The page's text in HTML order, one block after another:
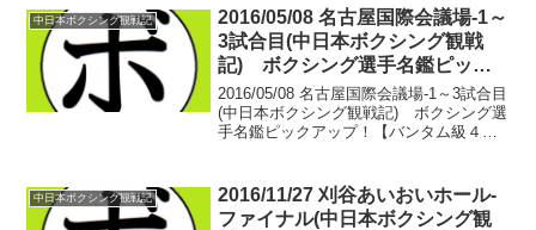
時間を無駄にしたくない。 音楽を辞め
る...
中日本ボクシング観戦記
2016/05/08 名古屋国際会議場-1～
3試合目(中日本ボクシング観戦
記) ボクシング選手名鑑ピック
アップ！
2016/05/08 名古屋国際会議場-1～3試合目
(中日本ボクシング観戦記) ボクシング選
手名鑑ピックアップ！【バンタム級４回
樹 3戦2勝(2KO)1敗...
中日本ボクシング観戦記
2016/11/27 刈谷あいおいホール-
ファイナル(中日本ボクシング観